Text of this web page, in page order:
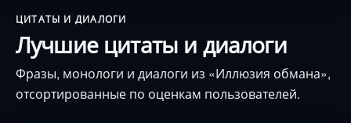
ЦИТАТЫ И ДИАЛОГИ
Лучшие цитаты и диалоги
Фразы, монологи и диалоги из «Иллюзия обмана»,
отсортированные по оценкам пользователей.